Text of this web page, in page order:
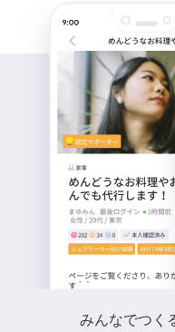
みんなでつく